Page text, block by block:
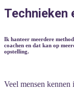
Technieken
Ik hanteer meerdere
coachen en dat kan op
opstelling.
Veel mensen